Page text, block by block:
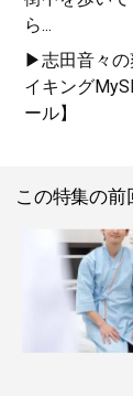
ら...
▶志田音々の
イキング
ール】
この特集の前